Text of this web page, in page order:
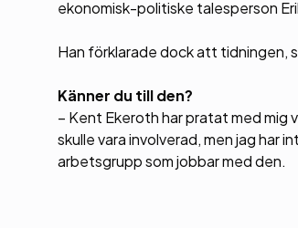
ekonomisk-politiske talesperson
Han förklarade dock att tidningen,
Känner du till den?
– Kent Ekeroth har pratat med mig
skulle vara involverad, men jag har
arbetsgrupp som jobbar med den.